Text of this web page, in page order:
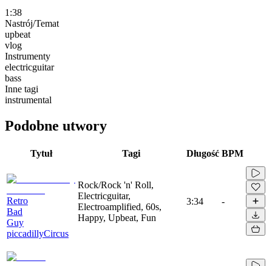
1:38
Nastrój/Temat
upbeat
vlog
Instrumenty
electricguitar
bass
Inne tagi
instrumental
Podobne utwory
Tytuł Tagi Długość BPM
Retro
Bad
Guy
piccadillyCircus
Rock/Rock 'n' Roll,
Electricguitar,
Electroamplified, 60s,
Happy, Upbeat, Fun
3:34 -